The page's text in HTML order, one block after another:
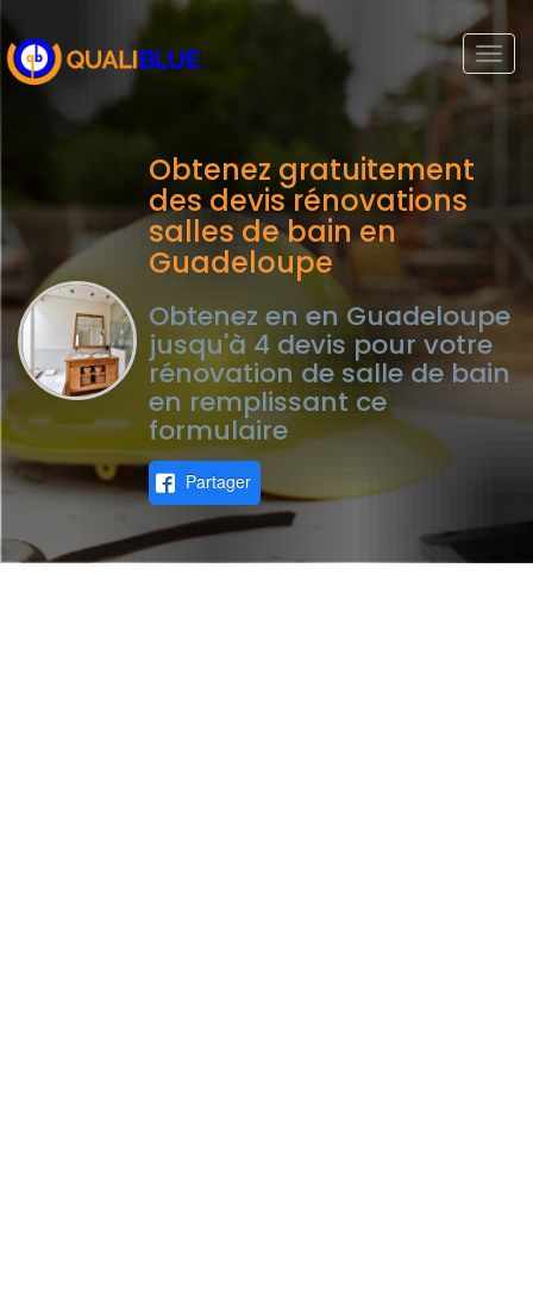
Obtenez gratuitement
des devis rénovations
salles de bain en
Guadeloupe
Obtenez en en Guadeloupe
jusqu'à 4 devis pour votre
rénovation de salle de bain
en remplissant ce
formulaire
Partager